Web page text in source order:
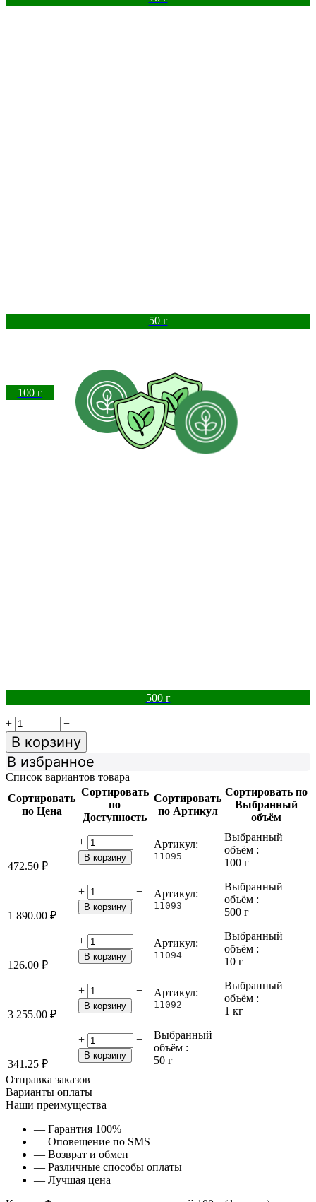
50 г
100 г
500 г
+ −
В корзину
В избранное
Список вариантов товара
Сортировать
по Цена
Сортировать
по
Доступность
Сортировать
по Артикул
Сортировать по
Выбранный
объём
472.50 ₽
+ −
В корзину
Артикул:
11095
Выбранный
объём :
100 г
1 890.00 ₽
+ −
В корзину
Артикул:
11093
Выбранный
объём :
500 г
126.00 ₽
+ −
В корзину
Артикул:
11094
Выбранный
объём :
10 г
3 255.00 ₽
+ −
В корзину
Артикул:
11092
Выбранный
объём :
1 кг
341.25 ₽
+ −
В корзину
Выбранный
объём :
50 г
Отправка заказов
Варианты оплаты
Наши преимущества
— Гарантия 100%
— Оповещение по SMS
— Возврат и обмен
— Различные способы оплаты
— Лучшая цена